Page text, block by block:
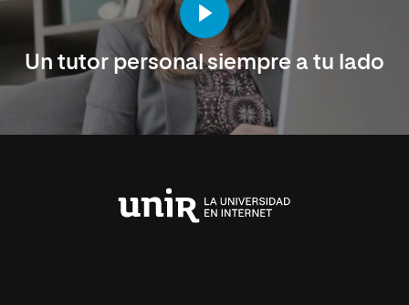
Un tutor personal siempre a tu lado